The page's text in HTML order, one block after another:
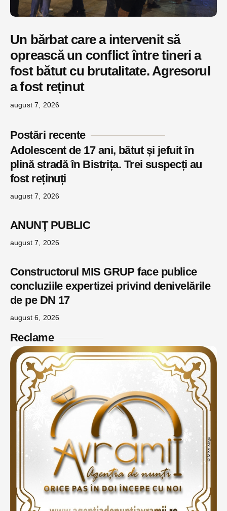
Un bărbat care a intervenit să
oprească un conflict între tineri a
fost bătut cu brutalitate. Agresorul
a fost reținut
august 7, 2026
Postări recente
Adolescent de 17 ani, bătut și jefuit în
plină stradă în Bistrița. Trei suspecți au
fost reținuți
august 7, 2026
ANUNŢ PUBLIC
august 7, 2026
Constructorul MIS GRUP face publice
concluziile expertizei privind denivelările
de pe DN 17
august 6, 2026
Reclame